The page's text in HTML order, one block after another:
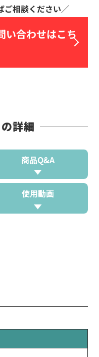
い合わせはこち
詳細
商品Q&A
使用動画